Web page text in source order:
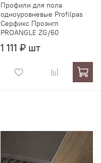
Профили для пола
одноуровневые Profilpas
Серфикс Проэнгл
PROANGLE ZG/60
1 111 ₽ шт